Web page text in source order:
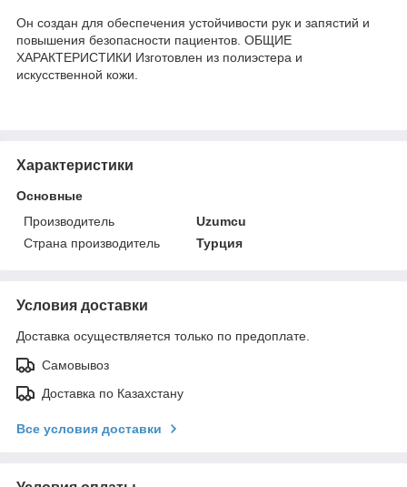
Он создан для обеспечения устойчивости рук и запястий и
повышения безопасности пациентов. ОБЩИЕ
ХАРАКТЕРИСТИКИ Изготовлен из полиэстера и
искусственной кожи.
Характеристики
Основные
Производитель
Uzumcu
Страна производитель
Турция
Условия доставки
Доставка осуществляется только по предоплате.
Самовывоз
Доставка по Казахстану
Все условия доставки